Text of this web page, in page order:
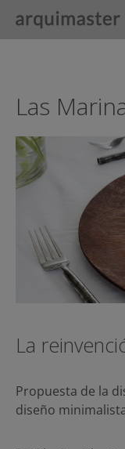
Las
La
Propuesta de la
diseño